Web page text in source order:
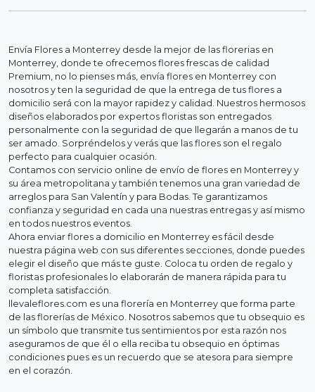
Envía Flores a Monterrey desde la mejor de las florerias en
Monterrey, donde te ofrecemos flores frescas de calidad
Premium, no lo pienses más, envía flores en Monterrey con
nosotros y ten la seguridad de que la entrega de tus flores a
domicilio será con la mayor rapidez y calidad. Nuestros hermosos
diseños elaborados por expertos floristas son entregados
personalmente con la seguridad de que llegarán a manos de tu
ser amado. Sorpréndelos y verás que las flores son el regalo
perfecto para cualquier ocasión.
Contamos con servicio online de envío de flores en Monterrey y
su área metropolitana y también tenemos una gran variedad de
arreglos para San Valentín y para Bodas. Te garantizamos
confianza y seguridad en cada una nuestras entregas y así mismo
en todos nuestros eventos.
Ahora enviar flores a domicilio en Monterrey es fácil desde
nuestra página web con sus diferentes secciones, donde puedes
elegir el diseño que más te guste. Coloca tu orden de regalo y
floristas profesionales lo elaborarán de manera rápida para tu
completa satisfacción.
llevaleflores.com es una florería en Monterrey que forma parte
de las florerías de México. Nosotros sabemos que tu obsequio es
un símbolo que transmite tus sentimientos por esta razón nos
aseguramos de que él o ella reciba tu obsequio en óptimas
condiciones pues es un recuerdo que se atesora para siempre
en el corazón.